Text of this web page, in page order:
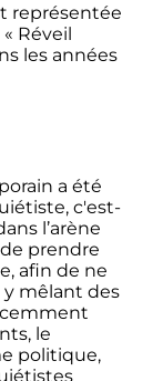
représentée
Réveil
les années
a été
c'est-
l’arène
prendre
afin de ne
y mêlant des
le
politique,